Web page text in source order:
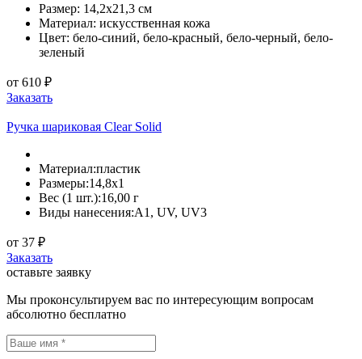
Размер: 14,2х21,3 см
Материал: искусственная кожа
Цвет: бело-синий, бело-красный, бело-черный, бело-
зеленый
от 610 ₽
Заказать
Ручка шариковая Clear Solid
Материал:пластик
Размеры:14,8х1
Вес (1 шт.):16,00 г
Виды нанесения:A1, UV, UV3
от 37 ₽
Заказать
оставьте заявку
Мы проконсультируем вас по интересующим вопросам
абсолютно бесплатно